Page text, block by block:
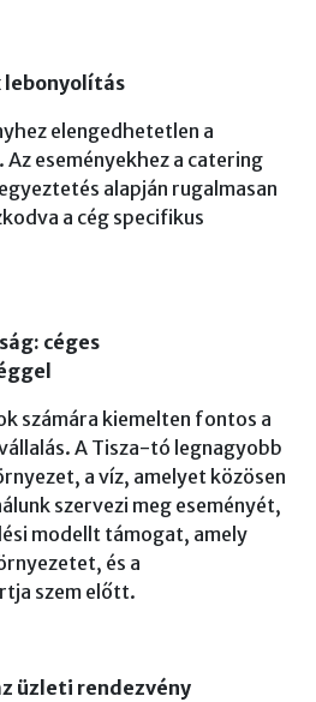
lebonyolítás
elengedhetetlen a
eseményekhez a catering
alapján rugalmasan
a cég specifikus
céges
számára kiemelten fontos a
A Tisza-tó legnagyobb
a víz, amelyet közösen
szervezi meg eseményét,
modellt támogat, amely
és a
szem előtt.
üzleti rendezvény